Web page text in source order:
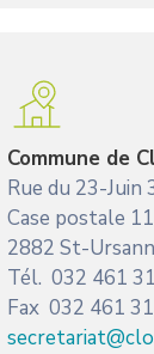
Commune de
Rue du 23-Juin
Case postale
2882 St-
Tél. 032 461
Fax 032 461